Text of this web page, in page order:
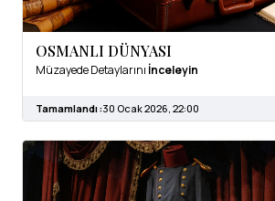
OSMANLI DÜNYASI
Müzayede Detaylarını İnceleyin
Tamamlandı :30 Ocak 2026, 22:00